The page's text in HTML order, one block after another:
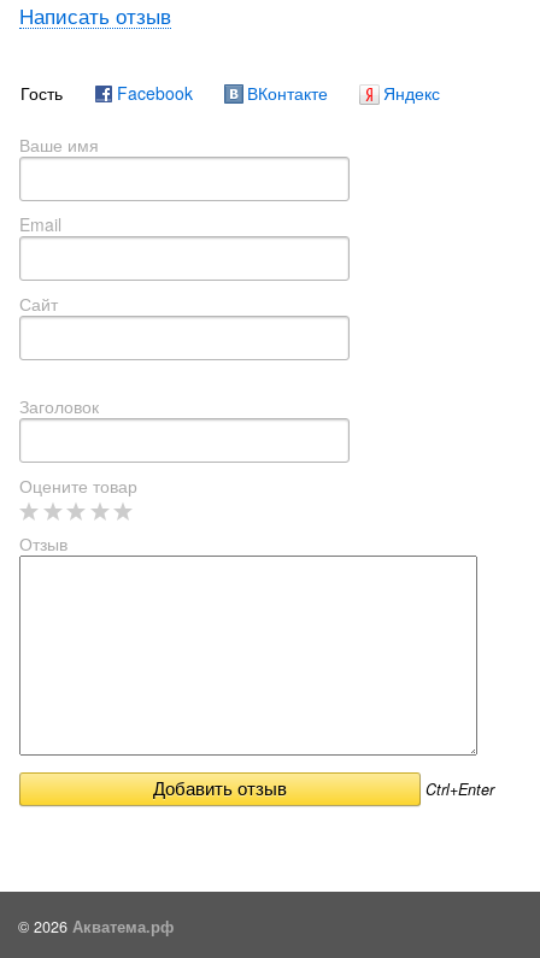
Написать отзыв
Гость Facebook ВКонтакте Яндекс
Ваше имя
Email
Сайт
Заголовок
Оцените товар
Отзыв
Ctrl+Enter
© 2026 Акватема.рф